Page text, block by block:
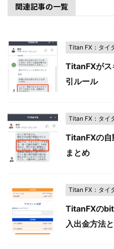
関連記事の一覧
Titan FX：タイ
TitanFXがス
引ルール
Titan FX：タイ
TitanFXの自
まとめ
Titan FX：タイ
TitanFXの
入出金方法